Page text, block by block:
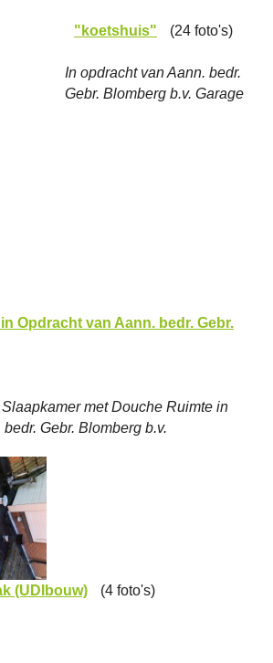
"koetshuis" (24 foto's)
In opdracht van Aann. bedr.
Gebr. Blomberg b.v. Garage
Opdracht van Aann. bedr. Gebr.
met Douche Ruimte in
Gebr. Blomberg b.v.
(UDIbouw) (4 foto's)